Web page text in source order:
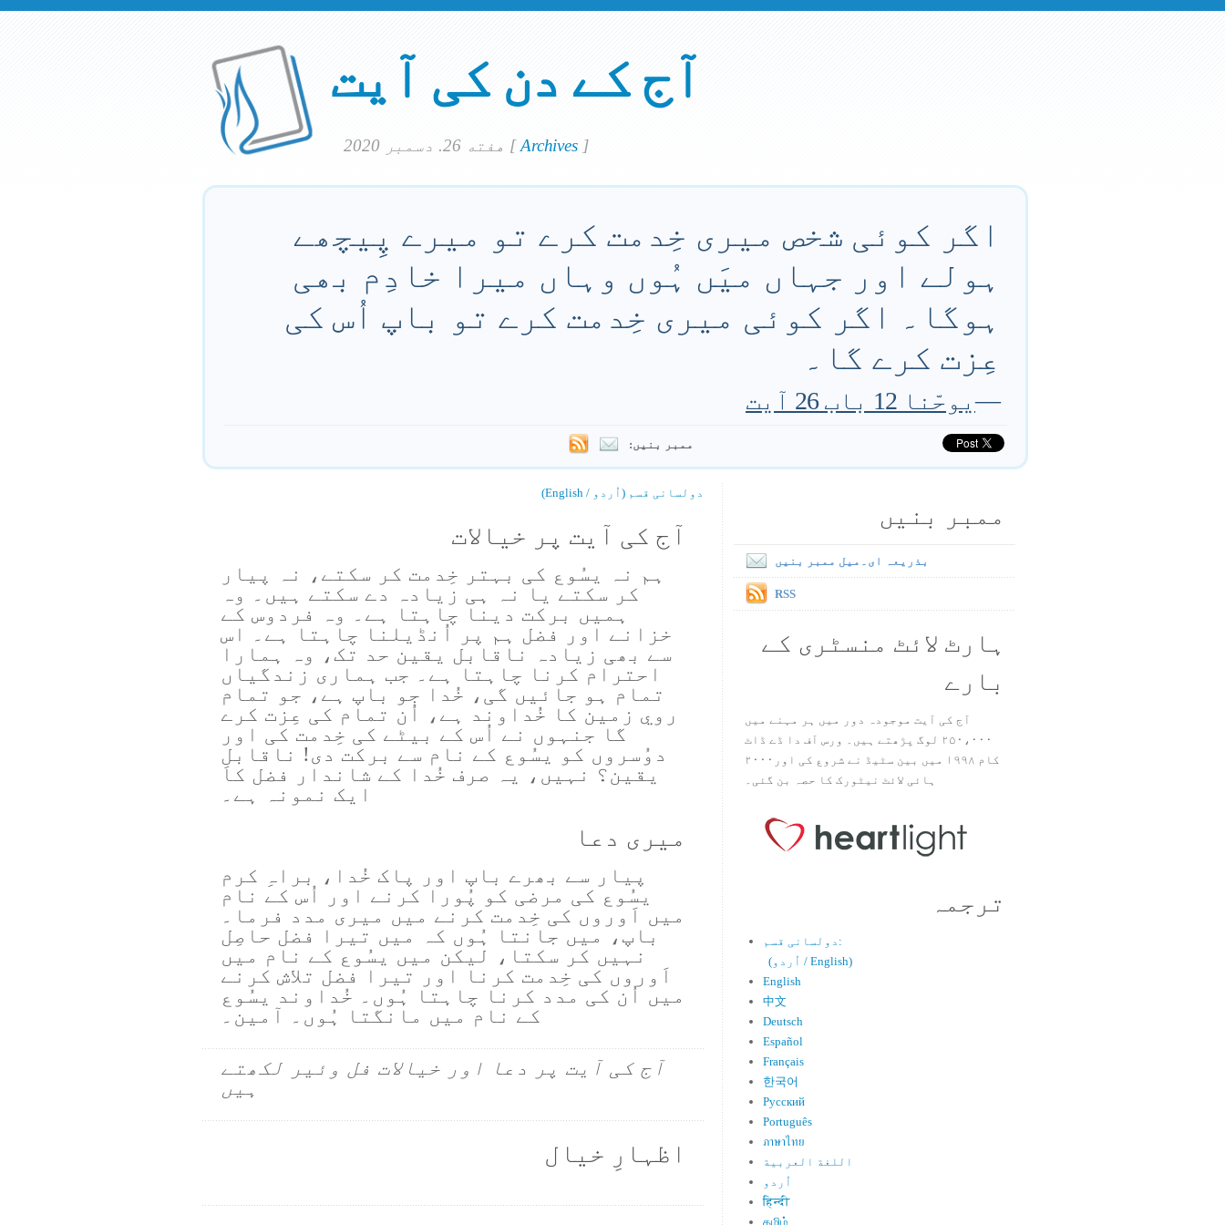
آج کے دن کی آیت
[Archives ]
اگر کوئی شخص میری خِدمت کرے تو میرے پِیچھے
ہولے اور جہاں میَں ہُوں وہاں میرا خادِم بھی
ہوگا۔ اگر کوئی میری خِدمت کرے تو باپ اُس کی
عِزت کرے گا۔
—یوحّنا 12 باب 26 آیت
ممبر بنیں:
دولسانی قسم (اُردو / English)
آج کی آیت پر خیالات
ہم نہ یسُوع کی بہتر خِدمت کر سکتے، نہ پیار
کر سکتے یا نہ ہی زیادہ دے سکتے ہیں۔ وہ
ہمیں برکت دینا چاہتا ہے۔ وہ فردوس کے
خزانے اور فضل ہم پر اُنڈیلنا چاہتا ہے۔ اس
سے بھی زیادہ ناقابل یقین حد تک، وہ ہمارا
احترام کرنا چاہتا ہے۔ جب ہماری زندگیاں
تمام ہو جائیں گی، خُدا جو باپ ہے، جو تمام
روي زمین کا خُداوند ہے، اُن تمام کی عِزت کرے
گا جنہوں نے اُس کے بیٹے کی خِدمت کی اور
دوُسروں کو یسُوع کے نام سے برکت دی! ناقابلِ
یقین؟ نہیں، یہ صرف خُدا کے شاندار فضل کا
ایک نمونہ ہے۔
میری دعا
پیار سے بھرے باپ اور پاک خُدا، براہِ کرم
یسُوع کی مرضی کو پُورا کرنے اور اُس کے نام
میں اَوروں کی خِدمت کرنے میں میری مدد فرما۔
باپ، میں جانتا ہُوں کہ میں تیرا فضل حاصِل
نہیں کر سکتا، لیکن میں یسُوع کے نام میں
اَوروں کی خِدمت کرنا اور تیرا فضل تلاش کرنے
میں اُن کی مدد کرنا چاہتا ہُوں۔ خُداوند یسُوع
کے نام میں مانگتا ہُوں۔ آمین۔
آج کی آیت پر دعا اور خیالات فل وئیر لکھتے
ہیں
اظہارِ خیال
ممبر بنیں
بذریعہ ای۔میل ممبر بنیں
RSS
ہارٹ لائٹ منسٹری کے
بارے
آج کی آیت موجودہ دور میں ہر مہنے میں
۲۵۰،۰۰۰ لوگ پڑھتے ہیں۔ ورس آف دا ڈے ڈاٹ
کام ۱۹۹۸ میں بین سٹیڈ نے شروع کی اور۲۰۰۰
ہائی لائٹ نیٹورک کا حصہ بن گئی۔
ترجمہ
دولسانی قسم:
(اُردو / English)
English
中文
Deutsch
Español
Français
한국어
Русский
Português
ภาษาไทย
اللغة العربية
اُردو
हिन्दी
தமிழ்